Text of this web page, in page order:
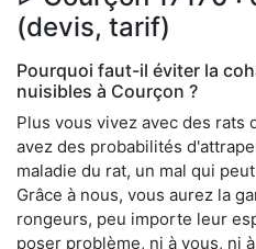
(devis, tarif)
Pourquoi faut-il éviter la
nuisibles à Courçon ?
Plus vous vivez avec des rats
avez des probabilités
maladie du rat, un mal qui
Grâce à nous, vous aurez la
rongeurs, peu importe leur
poser problème, ni à vous, ni